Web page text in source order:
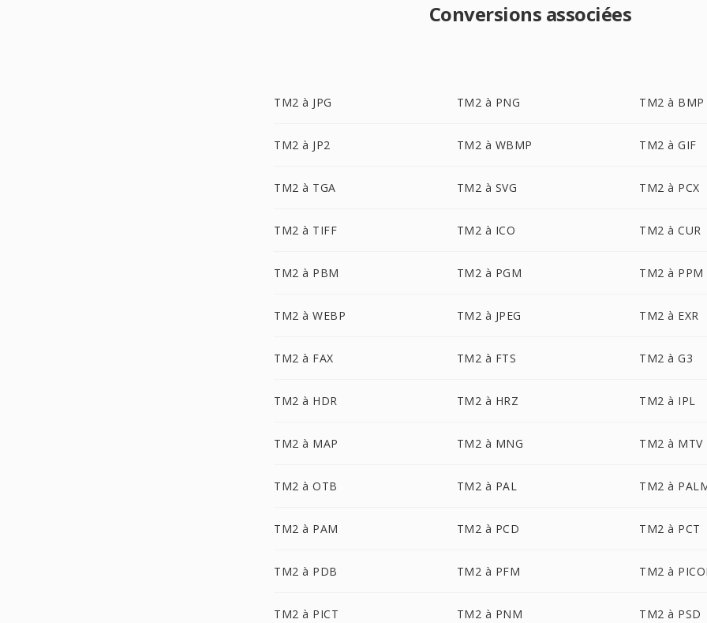
Conversions associées
TM2 à JPG TM2 à PNG TM2 à BMP
TM2 à JP2 TM2 à WBMP TM2 à GIF
TM2 à TGA TM2 à SVG TM2 à PCX
TM2 à TIFF TM2 à ICO TM2 à CUR
TM2 à PBM TM2 à PGM TM2 à PPM
TM2 à WEBP TM2 à JPEG TM2 à EXR
TM2 à FAX TM2 à FTS TM2 à G3
TM2 à HDR TM2 à HRZ TM2 à IPL
TM2 à MAP TM2 à MNG TM2 à MTV
TM2 à OTB TM2 à PAL TM2 à
TM2 à PAM TM2 à PCD TM2 à PCT
TM2 à PDB TM2 à PFM TM2 à
TM2 à PICT TM2 à PNM TM2 à PSD